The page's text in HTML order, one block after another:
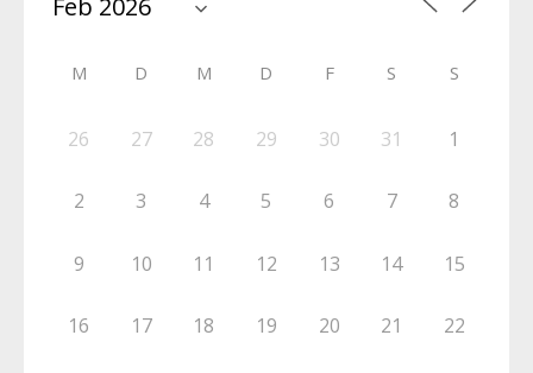
M D M D F S S
26 27 28 29 30 31 1
2 3 4 5 6 7 8
9 10 11 12 13 14 15
16 17 18 19 20 21 22